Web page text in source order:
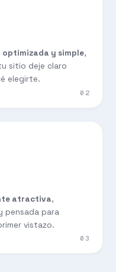
y simple,
sitio deje claro
elegirte.
02
atractiva,
pensada para
vistazo.
03